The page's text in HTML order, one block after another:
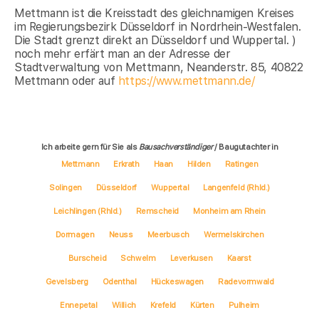
Mettmann ist die Kreisstadt des gleichnamigen Kreises
im Regierungsbezirk Düsseldorf in Nordrhein-Westfalen.
Die Stadt grenzt direkt an Düsseldorf und Wuppertal. )
noch mehr erfärt man an der Adresse der
Stadtverwaltung von Mettmann, Neanderstr. 85, 40822
Mettmann oder auf https://www.mettmann.de/
Ich arbeite gern für Sie als Bausachverständiger/ Baugutachter in
Mettmann
Erkrath Haan Hilden Ratingen
Solingen Düsseldorf Wuppertal Langenfeld (Rhld.)
Leichlingen (Rhld.) Remscheid Monheim am Rhein
Dormagen Neuss Meerbusch Wermelskirchen
Burscheid Schwelm Leverkusen Kaarst
Gevelsberg Odenthal Hückeswagen Radevormwald
Ennepetal Willich Krefeld Kürten Pulheim